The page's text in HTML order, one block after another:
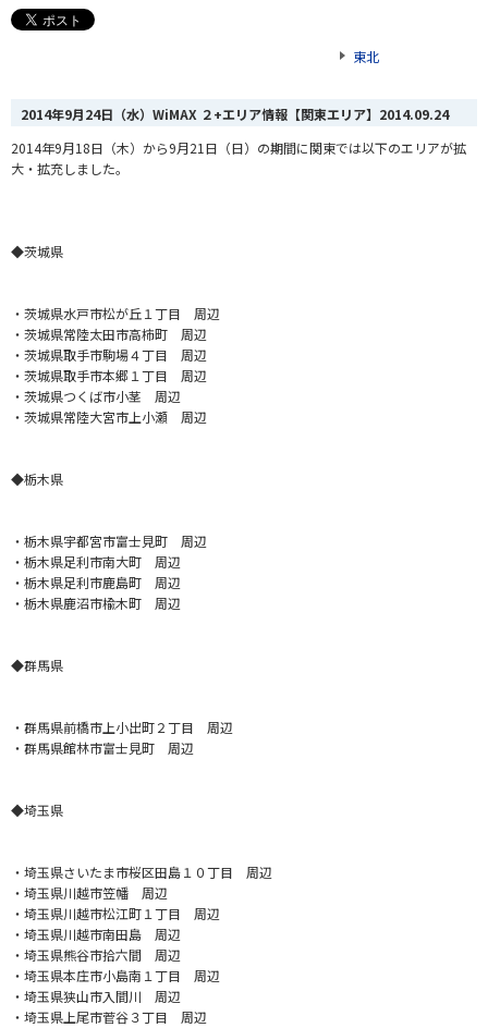
東北
2014年9月24日（水）WiMAX ２+エリア情報【関東エリア】 2014.09.24
2014年9月18日（木）から9月21日（日） の期間に関東では以下のエリアが拡
大・拡充しました。
◆茨城県
・茨城県水戸市松が丘１丁目 周辺
・茨城県常陸太田市高柿町 周辺
・茨城県取手市駒場４丁目 周辺
・茨城県取手市本郷１丁目 周辺
・茨城県つくば市小茎 周辺
・茨城県常陸大宮市上小瀬 周辺
◆栃木県
・栃木県宇都宮市富士見町 周辺
・栃木県足利市南大町 周辺
・栃木県足利市鹿島町 周辺
・栃木県鹿沼市楡木町 周辺
◆群馬県
・群馬県前橋市上小出町２丁目 周辺
・群馬県館林市富士見町 周辺
◆埼玉県
・埼玉県さいたま市桜区田島１０丁目 周辺
・埼玉県川越市笠幡 周辺
・埼玉県川越市松江町１丁目 周辺
・埼玉県川越市南田島 周辺
・埼玉県熊谷市拾六間 周辺
・埼玉県本庄市小島南１丁目 周辺
・埼玉県狭山市入間川 周辺
・埼玉県上尾市菅谷３丁目 周辺